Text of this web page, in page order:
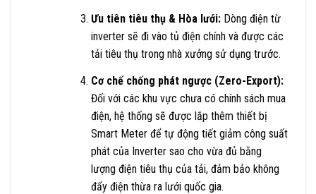
Ưu tiên tiêu thụ & Hòa lưới:Dòng điện từ
inverter sẽ đi vào tủ điện chính và được các
tải tiêu thụ trong nhà xưởng sử dụng trước.
Cơ chế chống phát ngược (Zero-Export):
Đối với các khu vực chưa có chính sách mua
điện, hệ thống sẽ được lắp thêm thiết bị
Smart Meter để tự động tiết giảm công suất
phát của Inverter sao cho vừa đủ bằng
lượng điện tiêu thụ của tải, đảm bảo không
đẩy điện thừa ra lưới quốc gia.